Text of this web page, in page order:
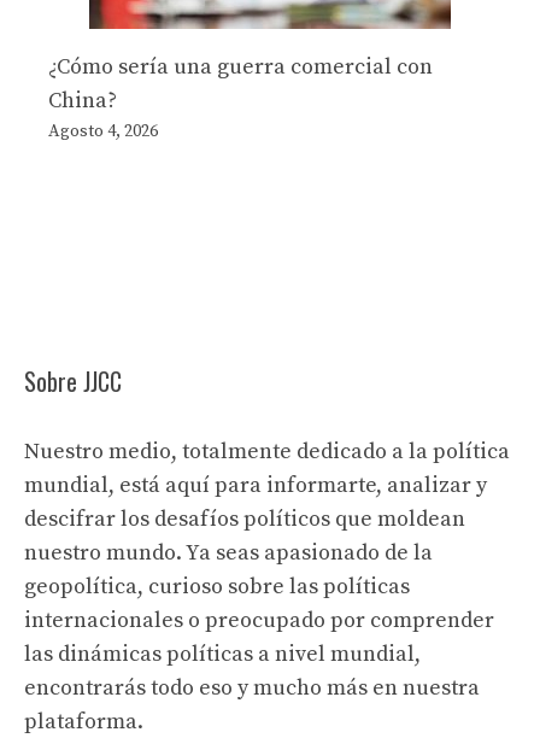
¿Cómo sería una guerra comercial con
China?
Agosto 4, 2026
Sobre JJCC
Nuestro medio, totalmente dedicado a la política
mundial, está aquí para informarte, analizar y
descifrar los desafíos políticos que moldean
nuestro mundo. Ya seas apasionado de la
geopolítica, curioso sobre las políticas
internacionales o preocupado por comprender
las dinámicas políticas a nivel mundial,
encontrarás todo eso y mucho más en nuestra
plataforma.